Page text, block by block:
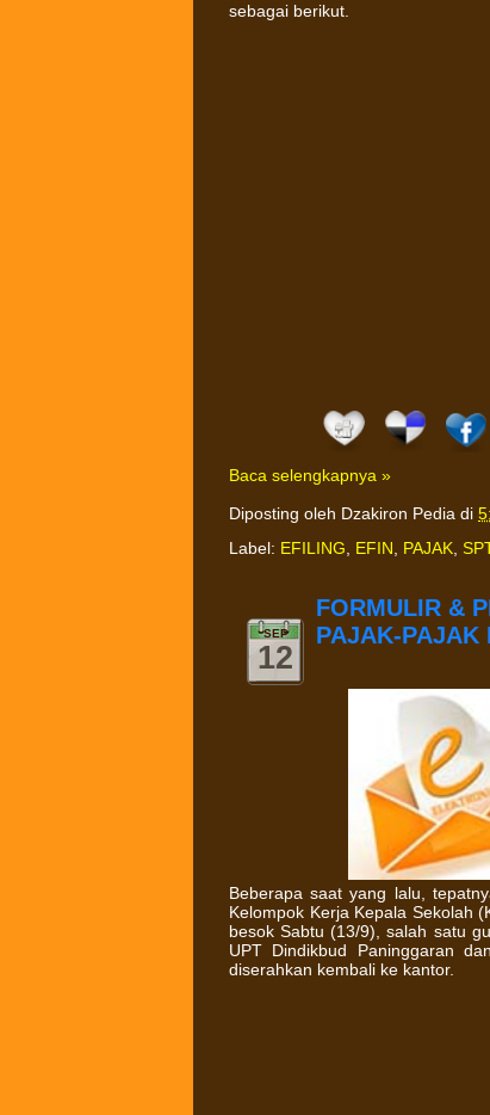
sebagai berikut.
Baca selengkapnya »
Diposting oleh Dzakiron Pedia di
Label: EFILING, EFIN, PAJAK,
SEP
12
FORMULIR &
PAJAK-PAJAK
Beberapa saat yang lalu,
Kelompok Kerja Kepala Sekolah
besok Sabtu (13/9), salah satu
UPT Dindikbud Paninggaran
diserahkan kembali ke kantor.